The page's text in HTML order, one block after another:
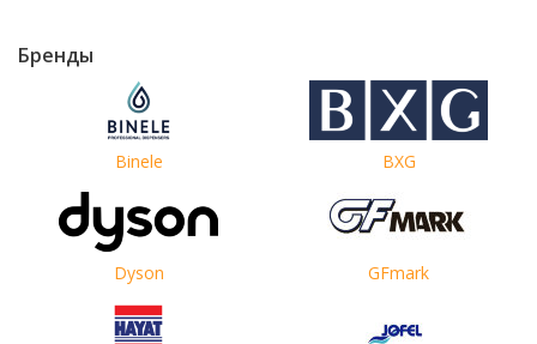
Бренды
Binele BXG
Dyson GFmark